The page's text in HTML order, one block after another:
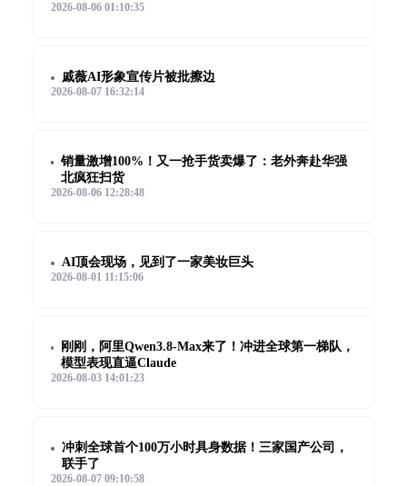
2026-08-06 01:10:35
戚薇AI形象宣传片被批擦边
2026-08-07 16:32:14
销量激增100%！又一抢手货卖爆了：老外奔赴华强
北疯狂扫货
2026-08-06 12:28:48
AI顶会现场，见到了一家美妆巨头
2026-08-01 11:15:06
刚刚，阿里Qwen3.8-Max来了！冲进全球第一梯队，
模型表现直逼Claude
2026-08-03 14:01:23
冲刺全球首个100万小时具身数据！三家国产公司，
联手了
2026-08-07 09:10:58